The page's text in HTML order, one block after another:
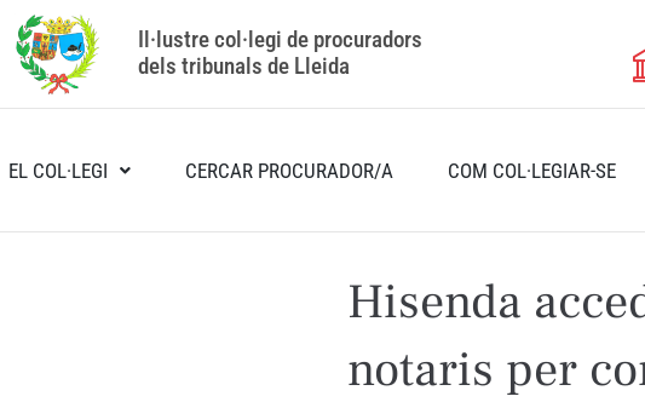
Il·lustre col·legi de procuradors
dels tribunals de Lleida
EL COL·LEGI CERCAR PROCURADOR/A COM COL·LEGIAR-SE
Hisenda
notaris per